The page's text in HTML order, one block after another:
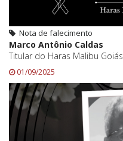
Nota de falecimento
Marco Antônio Caldas
Titular do Haras Malibu Goiás
01/09/2025